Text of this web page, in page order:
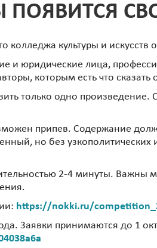
ПОЯВИТСЯ
колледжа культуры и
и юридические лица,
которым есть что сказать
только одно
припев. Содержание
но без узкополитических
2-4 минуты. Важны
https://nokki.ru/
Заявки принимаются до 1